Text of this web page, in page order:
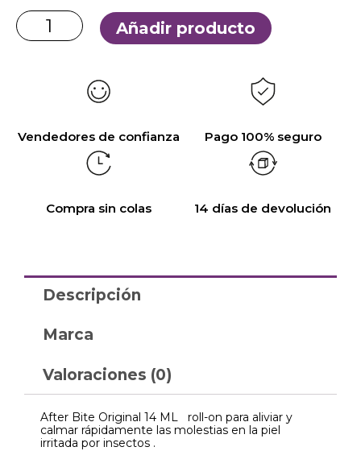
Añadir producto
Vendedores de confianza Pago 100% seguro
Compra sin colas 14 días de devolución
Descripción
Marca
Valoraciones (0)
After Bite Original 14 ML roll-on para aliviar y
calmar rápidamente las molestias en la piel
irritada por insectos .